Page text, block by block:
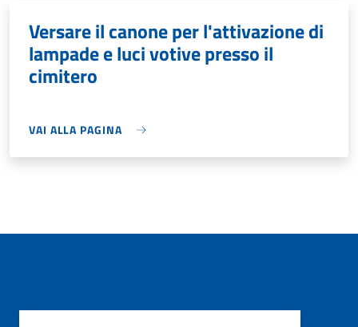
Versare il canone per l'attivazione di
lampade e luci votive presso il
cimitero
VAI ALLA PAGINA